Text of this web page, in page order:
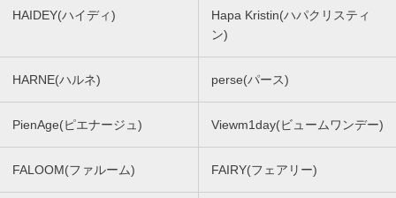
HAIDEY(ハイディ)
Hapa Kristin(ハパクリスティ
ン)
HARNE(ハルネ) perse(パース)
PienAge(ピエナージュ) Viewm1day(ビュームワンデー)
FALOOM(ファルーム) FAIRY(フェアリー)